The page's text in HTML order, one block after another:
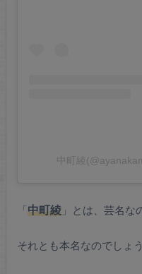
中町綾
「中町綾」とは、芸名な
それとも本名なのでしょ